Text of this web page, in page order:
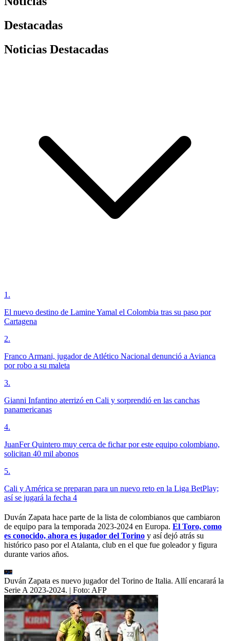
Destacadas
Noticias Destacadas
1 .
El nuevo destino de Lamine Yamal el Colombia tras su paso por
Cartagena
2.
Franco Armani, jugador de Atlético Nacional denunció a Avianca
por robo a su maleta
3.
Gianni Infantino aterrizó en Cali y sorprendió en las canchas
panamericanas
4.
JuanFer Quintero muy cerca de fichar por este equipo colombiano,
solicitan 40 mil abonos
5.
Cali y América se preparan para un nuevo reto en la Liga BetPlay;
así se jugará la fecha 4
Duván Zapata hace parte de la lista de colombianos que cambiaron
de equipo para la temporada 2023-2024 en Europa. El Toro, como
es conocido, ahora es jugador del Torino y así dejó atrás su
histórico paso por el Atalanta, club en el que fue goleador y figura
durante varios años.
Duván Zapata es nuevo jugador del Torino de Italia. Allí encarará la
Serie A 2023-2024. | Foto: AFP